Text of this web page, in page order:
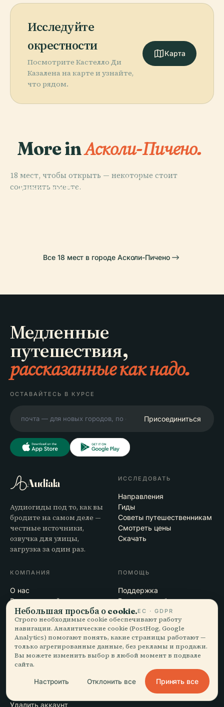
Исследуйте
окрестности
Посмотрите Кастелло Ди
Казалена на карте и узнайте,
что рядом.
Карта
More inАсколи-Пичено.
18 мест, чтобы открыть — некоторые стоит
соединить вместе.
PLACE
PLACE
PLACE
Римский Театр
PLACE
Все 18 мест в городе Асколи-Пичено
Медленные
путешествия,
рассказанные как надо.
ОСТАВАЙТЕСЬ В КУРСЕ
Присоединиться
Audiala
Аудиогиды под то, как вы
бродите на самом деле —
честные источники,
озвучка для улицы,
загрузка за один раз.
ИССЛЕДОВАТЬ
Направления
Гиды
Советы путешественникам
Смотреть цены
Скачать
КОМПАНИЯ
О нас
Редакционный процесс
Миссия
ПОМОЩЬ
Поддержка
Решение проблем с
приложением
Контакты
Стать партнёром
ПРАВОВАЯ ИНФОРМАЦИЯ
Условия
Удалить аккаунт
Небольшая просьба о cookie.ЕС · GDPR
Строго необходимые cookie обеспечивают работу
навигации. Аналитические cookie (PostHog, Google
Analytics) помогают понять, какие страницы работают —
только агрегированные данные, без рекламы и продажи.
Вы можете изменить выбор в любой момент в подвале
сайта.
Настроить Отклонить все Принять все